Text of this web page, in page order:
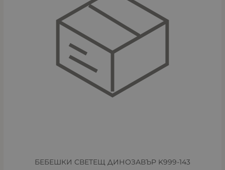
БЕБЕШКИ СВЕТЕЩ ДИНОЗАВЪР K999-143